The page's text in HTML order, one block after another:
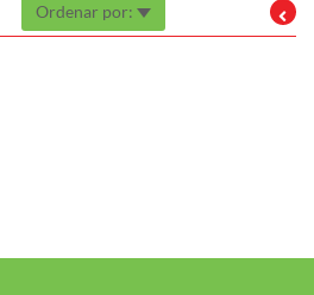
Ordenar por: